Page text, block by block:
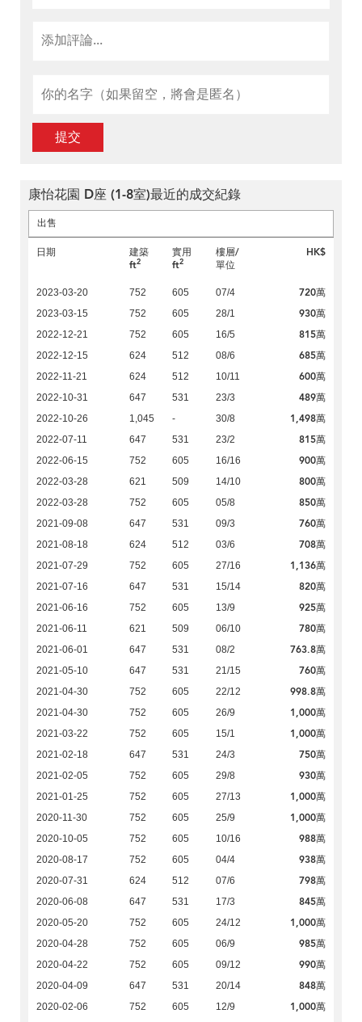
提交
康怡花園 D座 (1-8室)最近的成交紀錄
出售
日期
建築
ft2
實用
ft2
樓層/
單位
HK$
2023-03-20 752 605 07/4 720萬
2023-03-15 752 605 28/1 930萬
2022-12-21 752 605 16/5 815萬
2022-12-15 624 512 08/6 685萬
2022-11-21 624 512 10/11 600萬
2022-10-31 647 531 23/3 489萬
2022-10-26 1,045 - 30/8 1,498萬
2022-07-11 647 531 23/2 815萬
2022-06-15 752 605 16/16 900萬
2022-03-28 621 509 14/10 800萬
2022-03-28 752 605 05/8 850萬
2021-09-08 647 531 09/3 760萬
2021-08-18 624 512 03/6 708萬
2021-07-29 752 605 27/16 1,136萬
2021-07-16 647 531 15/14 820萬
2021-06-16 752 605 13/9 925萬
2021-06-11 621 509 06/10 780萬
2021-06-01 647 531 08/2 763.8萬
2021-05-10 647 531 21/15 760萬
2021-04-30 752 605 22/12 998.8萬
2021-04-30 752 605 26/9 1,000萬
2021-03-22 752 605 15/1 1,000萬
2021-02-18 647 531 24/3 750萬
2021-02-05 752 605 29/8 930萬
2021-01-25 752 605 27/13 1,000萬
2020-11-30 752 605 25/9 1,000萬
2020-10-05 752 605 10/16 988萬
2020-08-17 752 605 04/4 938萬
2020-07-31 624 512 07/6 798萬
2020-06-08 647 531 17/3 845萬
2020-05-20 752 605 24/12 1,000萬
2020-04-28 752 605 06/9 985萬
2020-04-22 752 605 09/12 990萬
2020-04-09 647 531 20/14 848萬
2020-02-06 752 605 12/9 1,000萬